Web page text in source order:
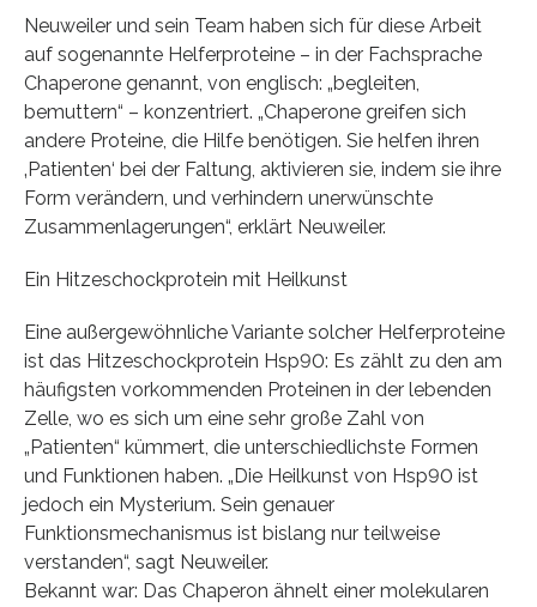
Neuweiler und sein Team haben sich für diese Arbeit
auf sogenannte Helferproteine – in der Fachsprache
Chaperone genannt, von englisch: „begleiten,
bemuttern“ – konzentriert. „Chaperone greifen sich
andere Proteine, die Hilfe benötigen. Sie helfen ihren
‚Patienten‘ bei der Faltung, aktivieren sie, indem sie ihre
Form verändern, und verhindern unerwünschte
Zusammenlagerungen“, erklärt Neuweiler.
Ein Hitzeschockprotein mit Heilkunst
Eine außergewöhnliche Variante solcher Helferproteine
ist das Hitzeschockprotein Hsp90: Es zählt zu den am
häufigsten vorkommenden Proteinen in der lebenden
Zelle, wo es sich um eine sehr große Zahl von
„Patienten“ kümmert, die unterschiedlichste Formen
und Funktionen haben. „Die Heilkunst von Hsp90 ist
jedoch ein Mysterium. Sein genauer
Funktionsmechanismus ist bislang nur teilweise
verstanden“, sagt Neuweiler.
Bekannt war: Das Chaperon ähnelt einer molekularen